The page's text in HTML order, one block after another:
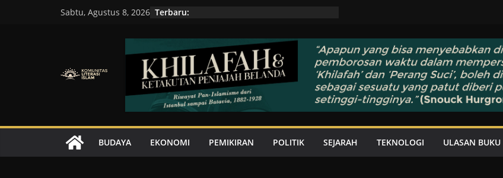
Sabtu, Agustus 8, 2026 Terbaru:
BUDAYA EKONOMI PEMIKIRAN POLITIK SEJARAH TEKNOLOGI ULASAN BUKU